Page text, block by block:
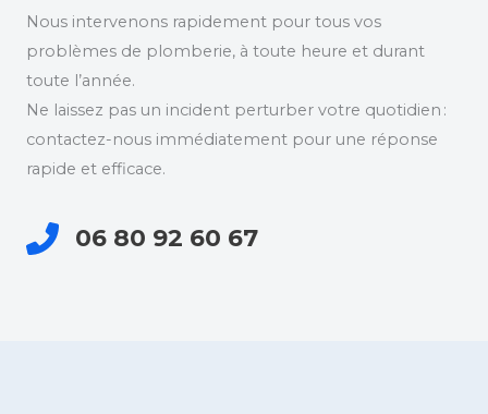
Nous intervenons rapidement pour tous vos
problèmes de plomberie, à toute heure et durant
toute l’année.
Ne laissez pas un incident perturber votre quotidien :
contactez-nous immédiatement pour une réponse
rapide et efficace.
06 80 92 60 67